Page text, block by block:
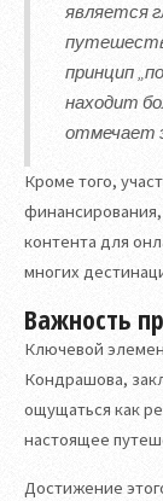
является
принцип
находит
отмечает
Кроме того,
финансирования,
контента для
многих
Важность
Ключевой
Кондрашова,
ощущаться как
настоящее
Достижение